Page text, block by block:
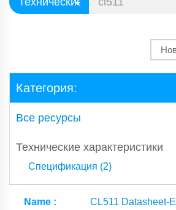
Категория:
Все ресурсы
Технические характеристики
Спецификация (2)
CL511 Datasheet-